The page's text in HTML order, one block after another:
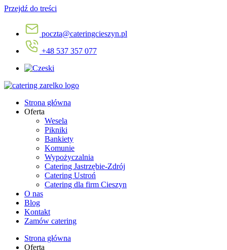
Przejdź do treści
poczta@cateringcieszyn.pl
+48 537 357 077
Strona główna
Oferta
Wesela
Pikniki
Bankiety
Komunie
Wypożyczalnia
Catering Jastrzębie-Zdrój
Catering Ustroń
Catering dla firm Cieszyn
O nas
Blog
Kontakt
Zamów catering
Strona główna
Oferta